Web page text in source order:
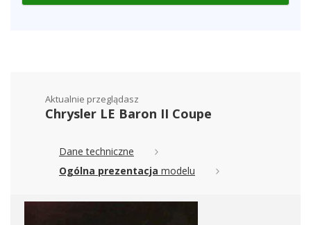
Aktualnie przeglądasz
Chrysler LE Baron II Coupe
Dane techniczne
Ogólna prezentacja modelu